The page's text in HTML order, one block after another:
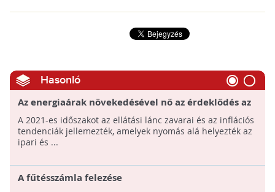
Hasonló
Az energiaárak növekedésével nő az érdeklődés az
energiatakarékos termékek iránt
A 2021-es időszakot az ellátási lánc zavarai és az inflációs
tendenciák jellemezték, amelyek nyomás alá helyezték az
ipari és ...
A fűtésszámla felezése